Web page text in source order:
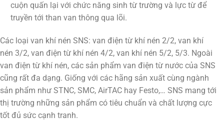
cuộn quấn lại với chức năng sinh từ trường và lực từ để
truyền tới than van thông qua lõi.
Các loại van khí nén SNS: van điện từ khí nén 2/2, van khí
nén 3/2, van điện từ khí nén 4/2, van khí nén 5/2, 5/3. Ngoài
van điện từ khí nén, các sản phẩm van điện từ nước của SNS
cũng rất đa dạng. Giống với các hãng sản xuất cùng ngành
sản phẩm như STNC, SMC, AirTAC hay Festo,… SNS mang tới
thị trường những sản phẩm có tiêu chuẩn và chất lượng cực
tốt đủ sức cạnh tranh.